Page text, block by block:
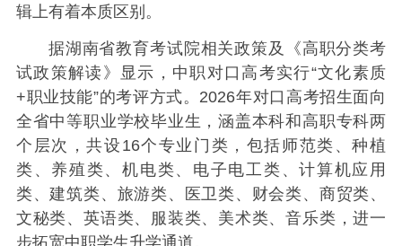
辑上有着本质区别。
据湖南省教育考试院相关政策及《高职分类考
试政策解读》显示，中职对口高考实行“文化素质
+职业技能”的考评方式。2026年对口高考招生面向
全省中等职业学校毕业生，涵盖本科和高职专科两
个层次，共设16个专业门类，包括师范类、种植
类、养殖类、机电类、电子电工类、计算机应用
类、建筑类、旅游类、医卫类、财会类、商贸类、
文秘类、英语类、服装类、美术类、音乐类，进一